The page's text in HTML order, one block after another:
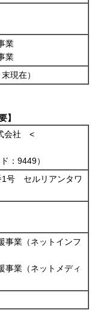
業
業
現在）
】
会社 <
：9449）
1号 セルリアンタワ
事業（ネットインフ
事業（ネットメディ